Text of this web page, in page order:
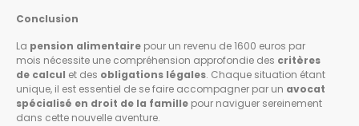
Conclusion
La pension alimentaire pour un revenu de 1600 euros par
mois nécessite une compréhension approfondie des critères
de calcul et des obligations légales. Chaque situation étant
unique, il est essentiel de se faire accompagner par un avocat
spécialisé en droit de la famille pour naviguer sereinement
dans cette nouvelle aventure.